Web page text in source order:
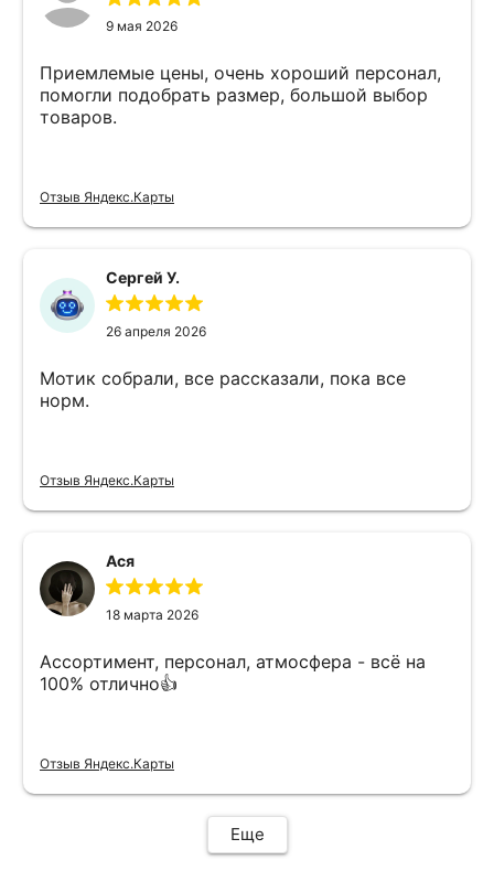
9 мая 2026
Приемлемые цены, очень хороший персонал,
помогли подобрать размер, большой выбор
товаров.
Отзыв Яндекс.Карты
Сергей У.
26 апреля 2026
Мотик собрали, все рассказали, пока все
норм.
Отзыв Яндекс.Карты
Ася
18 марта 2026
Ассортимент, персонал, атмосфера - всё на
100% отлично👍
Отзыв Яндекс.Карты
Еще